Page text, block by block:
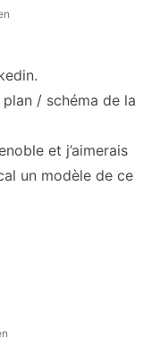
/ schéma de la
et j’aimerais
un modèle de ce